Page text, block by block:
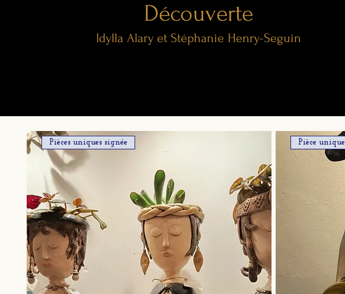
Découverte
Idylla Alary et Stéphanie Henry-Seguin
Pièces uniques signée Pièce unique